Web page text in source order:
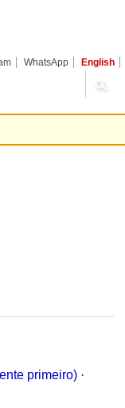
WhatsApp English
primeiro) ·